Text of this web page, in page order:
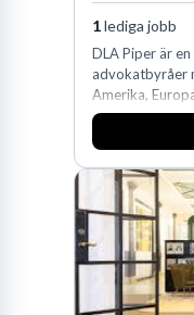
1lediga jobb
DLA Piper är
advokatbyråer
Amerika,
och Oceanien.
fler än 450
Köpenhamn,
på DLA Piper
effektiv och
expertis. På
vi idag drygt